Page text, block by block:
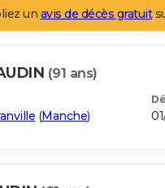
un avis de décès gratuit
(91 ans)
(Manche)